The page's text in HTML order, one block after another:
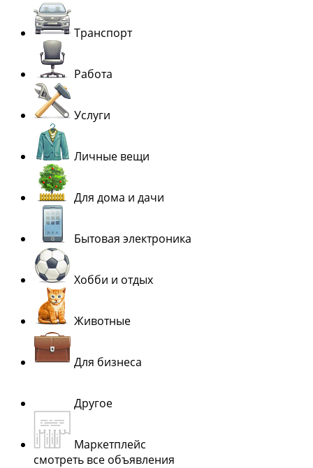
Транспорт
Работа
Услуги
Личные вещи
Для дома и дачи
Бытовая электроника
Хобби и отдых
Животные
Для бизнеса
Другое
Маркетплейс
смотреть все объявления